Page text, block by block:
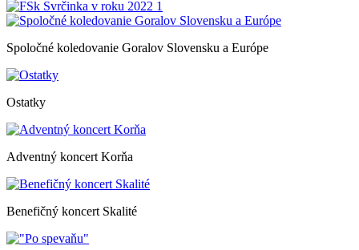
Spoločné koledovanie Goralov Slovensku a Európe
Ostatky
Adventný koncert Korňa
Benefičný koncert Skalité